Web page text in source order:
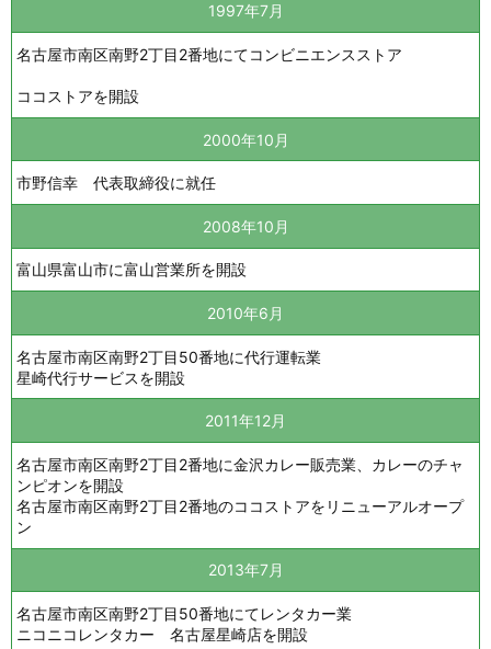
1997年7月
名古屋市南区南野2丁目2番地にてコンビニエンスストア
ココストアを開設
2000年10月
市野信幸 代表取締役に就任
2008年10月
富山県富山市に富山営業所を開設
2010年6月
名古屋市南区南野2丁目50番地に代行運転業
星崎代行サービスを開設
2011年12月
名古屋市南区南野2丁目2番地に金沢カレー販売業、カレーのチャ
ンピオンを開設
名古屋市南区南野2丁目2番地のココストアをリニューアルオープ
ン
2013年7月
名古屋市南区南野2丁目50番地にてレンタカー業
ニコニコレンタカー 名古屋星崎店を開設